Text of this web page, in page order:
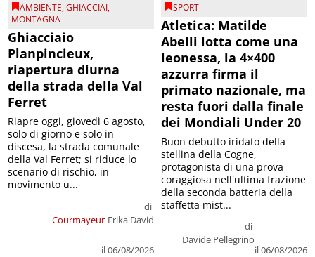
AMBIENTE,GHIACCIAI,
MONTAGNA
Ghiacciaio
Planpincieux,
riapertura diurna
della strada della Val
Ferret
Courmayeur
di
Erika David
il 06/08/2026
Riapre oggi, giovedì 6 agosto,
solo di giorno e solo in
discesa, la strada comunale
della Val Ferret; si riduce lo
scenario di rischio, in
movimento u...
SPORT
Atletica: Matilde
Abelli lotta come una
leonessa, la 4×400
azzurra firma il
primato nazionale, ma
resta fuori dalla finale
dei Mondiali Under 20
di
Davide Pellegrino
il 06/08/2026
Buon debutto iridato della
stellina della Cogne,
protagonista di una prova
coraggiosa nell'ultima frazione
della seconda batteria della
staffetta mist...